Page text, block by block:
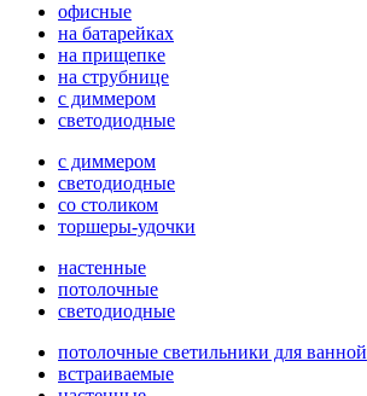
офисные
на батарейках
на прищепке
на струбнице
с диммером
светодиодные
с диммером
светодиодные
со столиком
торшеры-удочки
настенные
потолочные
светодиодные
потолочные светильники для ванной
встраиваемые